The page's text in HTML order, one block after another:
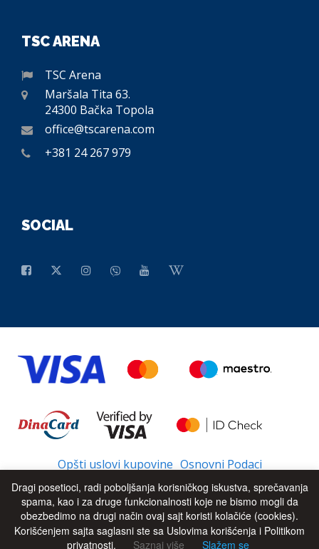
TSC ARENA
TSC Arena
Maršala Tita 63.
24300 Bačka Topola
office@tscarena.com
+381 24 267 979
SOCIAL
Opšti uslovi kupovine Osnovni Podaci
© 2026 - All Rights Reserved UP
Dragi posetioci, radi poboljšanja korisničkog iskustva, sprečavanja
spama, kao i za druge funkcionalnosti koje ne bismo mogli da
obezbedimo na drugi način ovaj sajt koristi kolačiće (cookies).
Korišćenjem sajta saglasni ste sa Uslovima korišćenja i Politikom
privatnosti.
Saznaj više Slažem se